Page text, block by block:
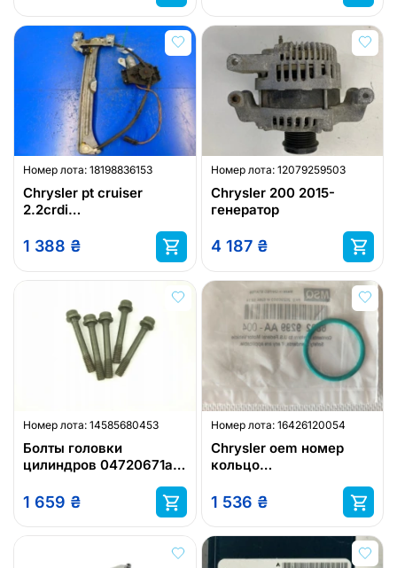
автокондиционера)
трубка
Номер лота: 18198836153
Chrysler pt cruiser
2.2crdi
правый
1 388 ₴
Номер лота: 12079259503
Chrysler 200 2015-
генератор
4 187 ₴
Номер лота: 14585680453
Болты головки
цилиндров 04720671ab
1 659 ₴
Номер лота: 16426120054
Chrysler oem номер
кольцо
68029299aa chrysler,
1 536 ₴